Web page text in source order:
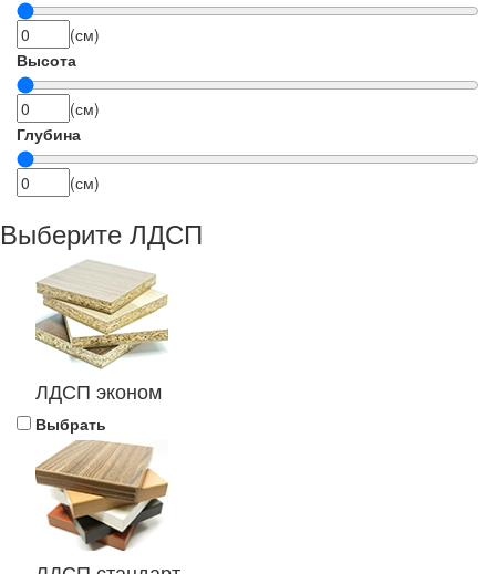
(см)
Высота
(см)
Глубина
(см)
Выберите ЛДСП
ЛДСП эконом
Выбрать